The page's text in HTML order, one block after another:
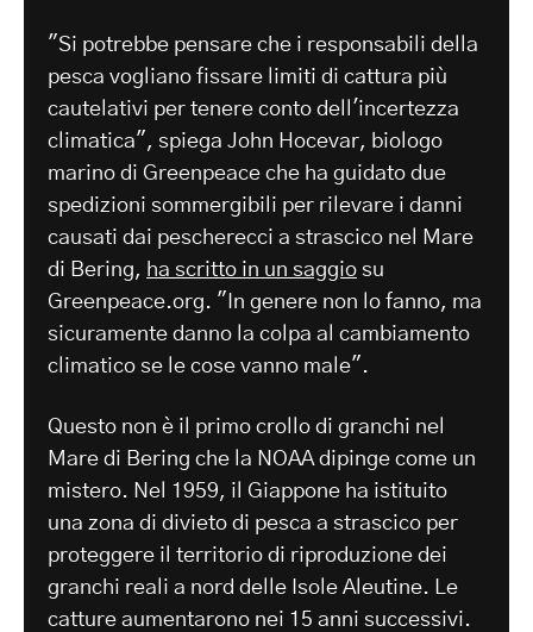
"Si potrebbe pensare che i responsabili della
pesca vogliano fissare limiti di cattura più
cautelativi per tenere conto dell'incertezza
climatica", spiega John Hocevar, biologo
marino di Greenpeace che ha guidato due
spedizioni sommergibili per rilevare i danni
causati dai pescherecci a strascico nel Mare
di Bering, ha scritto in un saggio su
Greenpeace.org. "In genere non lo fanno, ma
sicuramente danno la colpa al cambiamento
climatico se le cose vanno male".
Questo non è il primo crollo di granchi nel
Mare di Bering che la NOAA dipinge come un
mistero. Nel 1959, il Giappone ha istituito
una zona di divieto di pesca a strascico per
proteggere il territorio di riproduzione dei
granchi reali a nord delle Isole Aleutine. Le
catture aumentarono nei 15 anni successivi.